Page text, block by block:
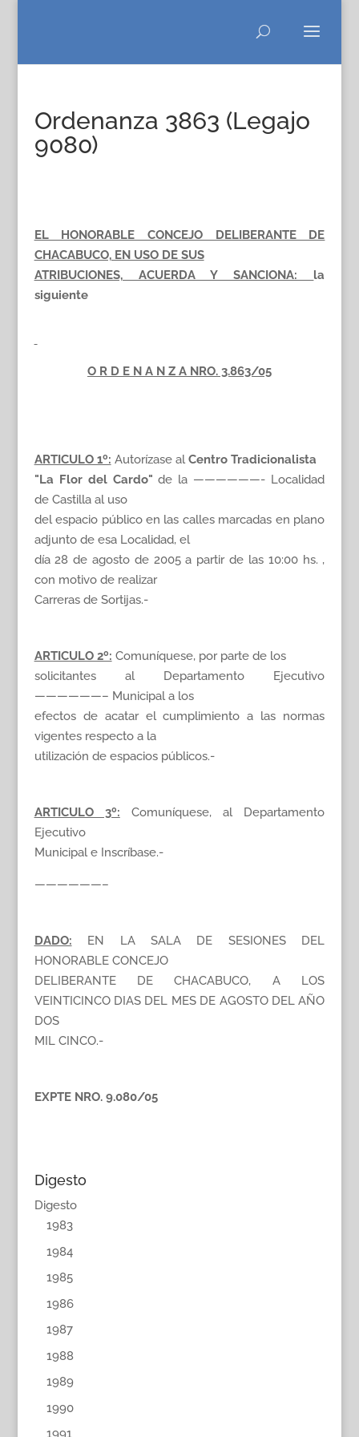
Ordenanza 3863 (Legajo
9080)
EL HONORABLE CONCEJO DELIBERANTE DE
CHACABUCO, EN USO DE SUS
ATRIBUCIONES, ACUERDA Y SANCIONA: la
siguiente
O R D E N A N Z A NRO. 3.863/05
ARTICULO 1º: Autorízase alCentro Tradicionalista
"La Flor del Cardo" de la ——————- Localidad
de Castilla al uso
del espacio público en las calles marcadas en plano
adjunto de esa Localidad, el
día 28 de agosto de 2005 a partir de las 10:00 hs. ,
con motivo de realizar
Carreras de Sortijas.-
ARTICULO 2º: Comuníquese, por parte de los
solicitantes al Departamento Ejecutivo
——————– Municipal a los
efectos de acatar el cumplimiento a las normas
vigentes respecto a la
utilización de espacios públicos.-
ARTICULO 3º: Comuníquese, al Departamento
Ejecutivo
Municipal e Inscríbase.-
——————–
DADO: EN LA SALA DE SESIONES DEL
HONORABLE CONCEJO
DELIBERANTE DE CHACABUCO, A LOS
VEINTICINCO DIAS DEL MES DE AGOSTO DEL AÑO
DOS
MIL CINCO.-
EXPTE NRO. 9.080/05
Digesto
Digesto
1983
1984
1985
1986
1987
1988
1989
1990
1991